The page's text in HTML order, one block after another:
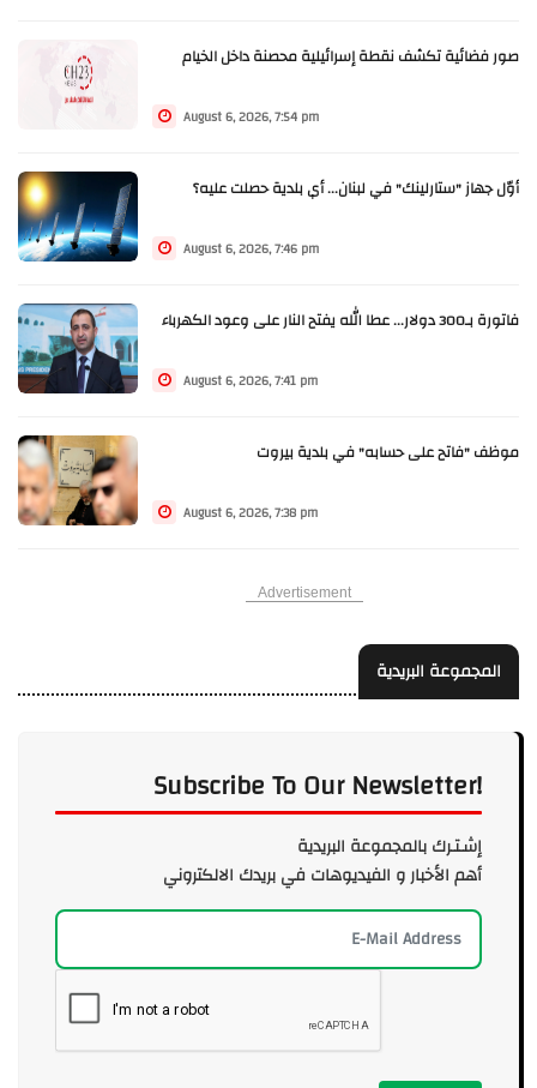
صور فضائية تكشف نقطة إسرائيلية محصنة داخل الخيام
August 6, 2026, 7:54 pm
أوّل جهاز "ستارلينك" في لبنان... أي بلدية حصلت عليه؟
August 6, 2026, 7:46 pm
فاتورة بـ300 دولار... عطا الله يفتح النار على وعود الكهرباء
August 6, 2026, 7:41 pm
موظف "فاتح على حسابه" في بلدية بيروت
August 6, 2026, 7:38 pm
Advertisement
المجموعة البريدية
Subscribe To Our Newsletter!
إشـتـرك بالمجموعة البريدية
أهم الأخبار و الفيديوهات في بريدك الالكتروني